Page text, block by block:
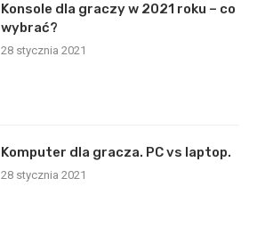
Konsole dla graczy w 2021 roku – co
wybrać?
28 stycznia 2021
Komputer dla gracza. PC vs laptop.
28 stycznia 2021